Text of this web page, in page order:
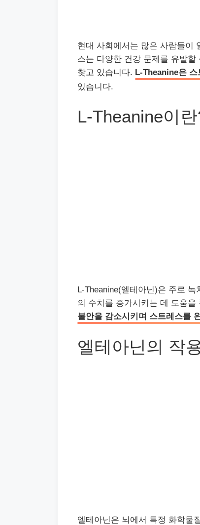
현대 사회에서는 많은 사람들이
스는 다양한 건강 문제를 유발
찾고 있습니다. L-Theanine은
있습니다.
L-Theanine이
L-Theanine(엘테아닌)은 주로
의 수치를 증가시키는 데 도움
불안을 감소시키며 스트레스를
엘테아닌의 작
엘테아닌은 뇌에서 특정 화학물